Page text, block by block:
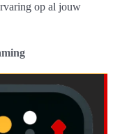
op al jouw